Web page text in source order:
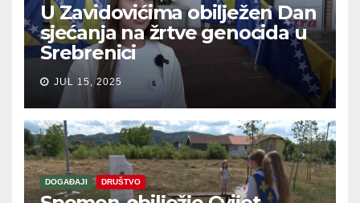
U Zavidovićima obilježen Dan
sjećanja na žrtve genocida u
Srebrenici
JUL 15, 2025
DOGAĐAJI DRUŠTVO